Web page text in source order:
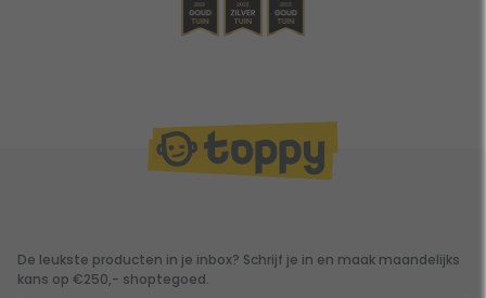
De leukste producten in je inbox? Schrijf je in en maak maandelijks
kans op €250,- shoptegoed.